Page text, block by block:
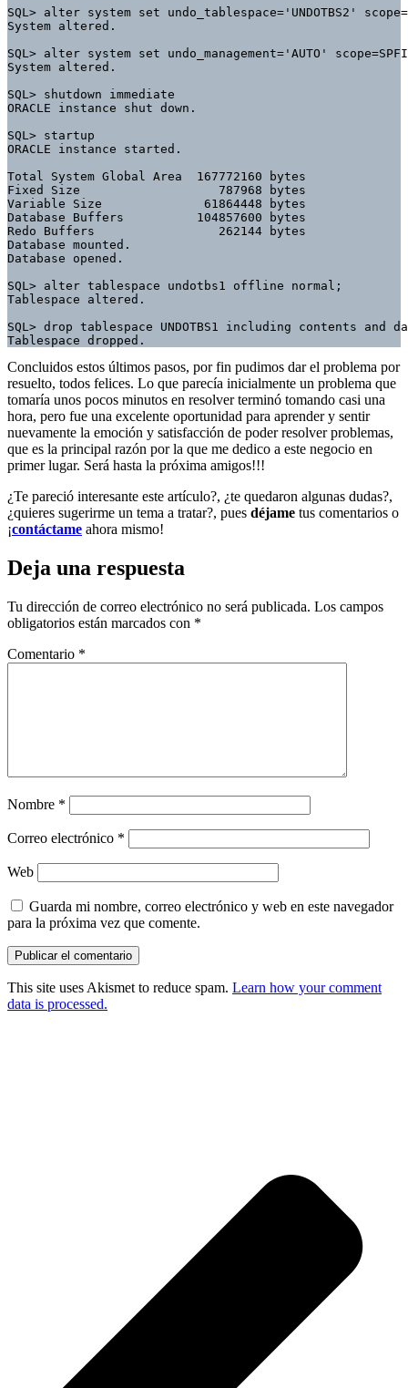
SQL> alter system set undo_tablespace='UNDOTBS2'
System altered.
SQL> alter system set undo_management='AUTO'
System altered.
SQL> shutdown immediate
ORACLE instance shut down.
SQL> startup
ORACLE instance started.
Total System Global Area  167772160 bytes
Fixed Size                   787968 bytes
Variable Size              61864448 bytes
Database Buffers          104857600 bytes
Redo Buffers                 262144 bytes
Database mounted.
Database opened.
SQL> alter tablespace undotbs1 offline normal;
Tablespace altered.
SQL> drop tablespace UNDOTBS1 including contents and
Tablespace dropped.
Concluidos estos últimos pasos, por fin pudimos dar el problema por
resuelto, todos felices. Lo que parecía inicialmente un problema que
tomaría unos pocos minutos en resolver terminó tomando casi una
hora, pero fue una excelente oportunidad para aprender y sentir
nuevamente la emoción y satisfacción de poder resolver problemas,
que es la principal razón por la que me dedico a este negocio en
primer lugar. Será hasta la próxima amigos!!!
¿Te pareció interesante este artículo?, ¿te quedaron algunas dudas?,
¿quieres sugerirme un tema a tratar?, pues déjame tus comentarios o
¡contáctame ahora mismo!
Deja una respuesta
Tu dirección de correo electrónico no será publicada. Los campos
obligatorios están marcados con *
Comentario *
Nombre *
Correo electrónico *
Web
Guarda mi nombre, correo electrónico y web en este navegador
para la próxima vez que comente.
This site uses Akismet to reduce spam. Learn how your comment
data is processed.